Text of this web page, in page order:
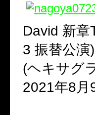
David 新
3 振替公演)
(ヘキサグ
2021年8月